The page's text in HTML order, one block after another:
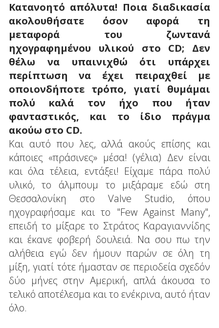
Κατανοητό απόλυτα! Ποια διαδικασία
ακολουθήσατε όσον αφορά τη
μεταφορά του ζωντανά
ηχογραφημένου υλικού στο CD; Δεν
θέλω να υπαινιχθώ ότι υπάρχει
περίπτωση να έχει πειραχθεί με
οποιονδήποτε τρόπο, γιατί θυμάμαι
πολύ καλά τον ήχο που ήταν
φανταστικός, και το ίδιο πράγμα
ακούω στο CD.
Και αυτό που λες, αλλά ακούς επίσης και
κάποιες «πράσινες» μέσα! (γέλια) Δεν είναι
και όλα τέλεια, εντάξει! Είχαμε πάρα πολύ
υλικό, το άλμπουμ το μιξάραμε εδώ στη
Θεσσαλονίκη στο Valve Studio, όπου
ηχογραφήσαμε και το "Few Against Many",
επειδή το μίξαρε το Στράτος Καραγιαννίδης
και έκανε φοβερή δουλειά. Να σου πω την
αλήθεια εγώ δεν ήμουν παρών σε όλη τη
μίξη, γιατί τότε ήμασταν σε περιοδεία σχεδόν
δύο μήνες στην Αμερική, απλά άκουσα το
τελικό αποτέλεσμα και το ενέκρινα, αυτό ήταν
όλο.